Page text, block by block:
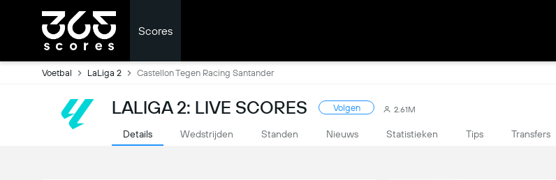
Scores
Voetbal LaLiga 2 Castellon Tegen Racing Santander
LALIGA 2: LIVE SCORES Volgen 2.61M
Details Wedstrijden Standen Nieuws Statistieken Tips Transfers